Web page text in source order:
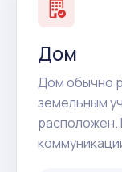
Дом
Дом обычно
земельным
расположен.